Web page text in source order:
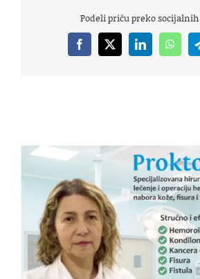
Podeli priču preko
Facebook
X LinkedIn